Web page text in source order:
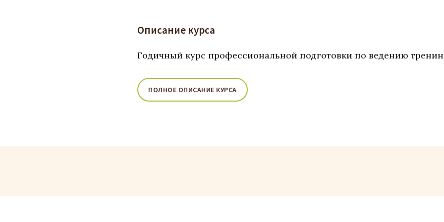
Описание курса
Годичный курс профессиональной подготовки по ведению
ПОЛНОЕ ОПИСАНИЕ КУРСА